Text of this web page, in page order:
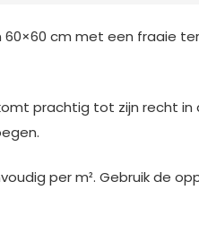
cm met een fraaie
prachtig tot zijn recht in
per m². Gebruik de